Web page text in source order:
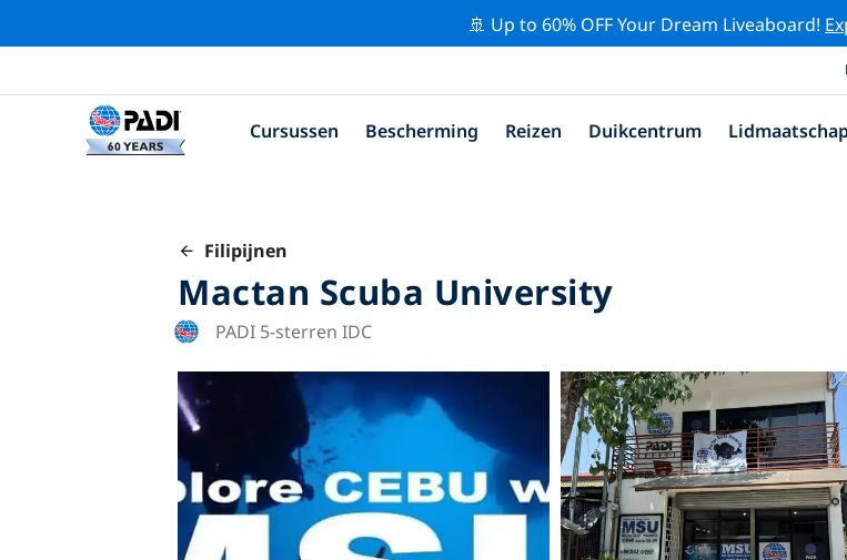
🚢 Up to 60% OFF Your Dream Liveaboard!
Cursussen Bescherming Reizen Duikcentrum
Filipijnen
Mactan Scuba University
PADI 5-sterren IDC